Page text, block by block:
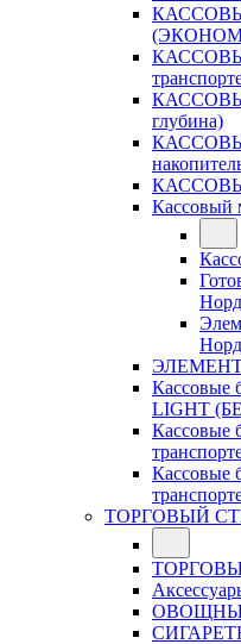
глубина)
Кассовый
LIGHT
Кассовые
Кассовые
ТОРГОВЫЙ